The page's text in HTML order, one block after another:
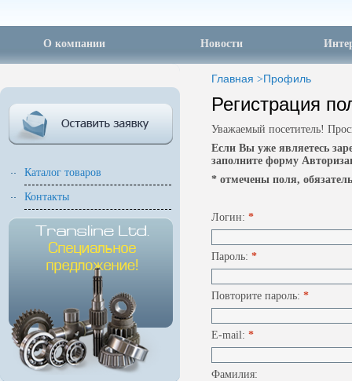
О компании Новости
Каталог товаров
Контакты
Главная > Профиль
Регистрация
Уважаемый посетитель!
Если Вы уже являетесь
заполните форму
* отмечены поля,
Логин: *
Пароль: *
Повторите пароль: *
E-mail: *
Фамилия: